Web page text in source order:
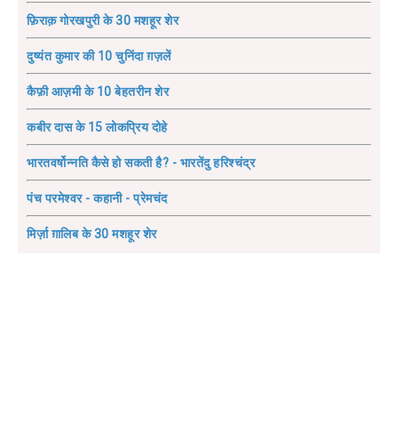
फ़िराक़ गोरखपुरी के 30 मशहूर शेर
दुष्यंत कुमार की 10 चुनिंदा ग़ज़लें
कैफ़ी आज़मी के 10 बेहतरीन शेर
कबीर दास के 15 लोकप्रिय दोहे
भारतवर्षोन्नति कैसे हो सकती है? - भारतेंदु हरिश्चंद्र
पंच परमेश्वर - कहानी - प्रेमचंद
मिर्ज़ा ग़ालिब के 30 मशहूर शेर